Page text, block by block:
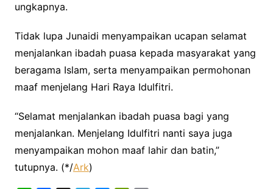
ungkapnya.
Tidak lupa Junaidi menyampaikan ucapan selamat
menjalankan ibadah puasa kepada masyarakat yang
beragama Islam, serta menyampaikan permohonan
maaf menjelang Hari Raya Idulfitri.
“Selamat menjalankan ibadah puasa bagi yang
menjalankan. Menjelang Idulfitri nanti saya juga
menyampaikan mohon maaf lahir dan batin,”
tutupnya. (*/Ark)